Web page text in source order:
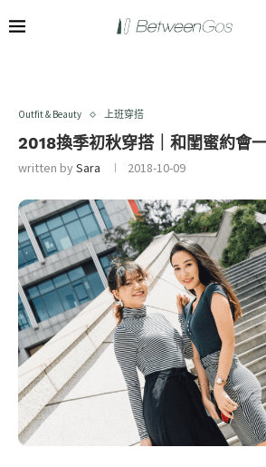
Outfit & Beauty 上班穿搭
2018換季初秋穿搭｜和閨蜜約會
written bySara 2018-10-09